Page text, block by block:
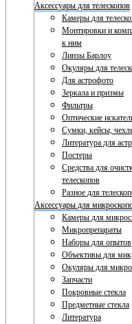
Аксессуары для телескопов
Камеры для
Монтировки и
к ним
Линзы Барлоу
Окуляры для
Для астрофото
Зеркала и призмы
Фильтры
Оптические
Сумки, кейсы,
Литература для
Постеры
Средства для
телескопов
Разное для
Аксессуары для
Камеры для
Микропрепараты
Наборы для опытов
Объективы для
Окуляры для
Запчасти
Покровные стекла
Предметные стекла
Литература